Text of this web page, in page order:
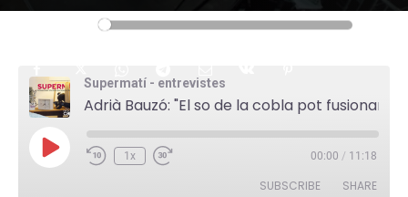
Reproductor
Supermatí - entrevistes
P
l
1x 00:00 / 11:18
SUBSCRIBE SHARE